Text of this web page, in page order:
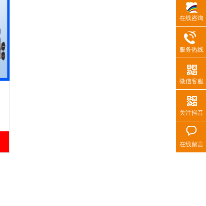
在线咨询
服务热线
微信客服
关注抖音
在线留言